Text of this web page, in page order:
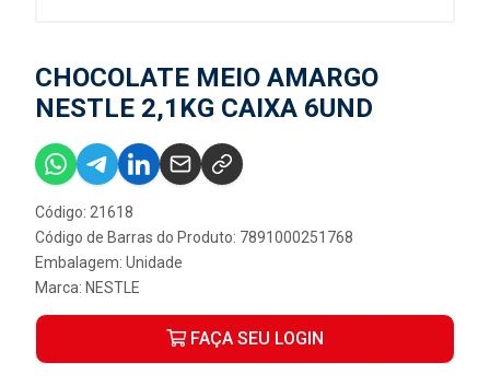
CHOCOLATE MEIO AMARGO
NESTLE 2,1KG CAIXA 6UND
Código: 21618
Código de Barras do Produto: 7891000251768
Embalagem: Unidade
Marca: NESTLE
FAÇA SEU LOGIN